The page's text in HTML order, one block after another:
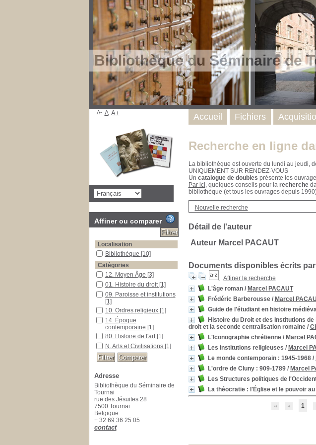
Bibliothèque du Séminaire de
Recherche en ligne
La bibliothèque est ouverte du lundi au jeudi,
UNIQUEMENT SUR RENDEZ-VOUS
Un catalogue de doubles présente les
Par ici, quelques conseils pour la recherche
bibliothèque (et tous les ouvrages depuis
Nouvelle recherche
Détail de l'auteur
Auteur Marcel PACAUT
Documents disponibles écrits
Affiner la recherche
L'âge roman/ Marcel PACAUT
Frédéric Barberousse/ Marcel
Guide de l'étudiant en histoire
Histoire du Droit et des Institutions
droit et la seconde centralisation romaine/
L'Iconographie chrétienne/ Marcel
Les institutions religieuses / Marcel
Le monde contemporain: 1945-1968/
L'ordre de Cluny : 909-1789/ Marcel
Les Structures politiques de
La théocratie : l'Église et le pouvoir
1
Accueil Fichiers
A- A A+
Affiner ou comparer
Localisation
Bibliothèque [10]
Catégories
12. Moyen Âge [3]
01. Histoire du droit [1]
09. Paroisse et institutions
[1]
10. Ordres religieux [1]
14. Époque
contemporaine [1]
80. Histoire de l'art [1]
N. Arts et Civilisations [1]
Adresse
Bibliothèque du Séminaire de
Tournai
rue des Jésuites 28
7500 Tournai
Belgique
+ 32 69 36 25 05
contact